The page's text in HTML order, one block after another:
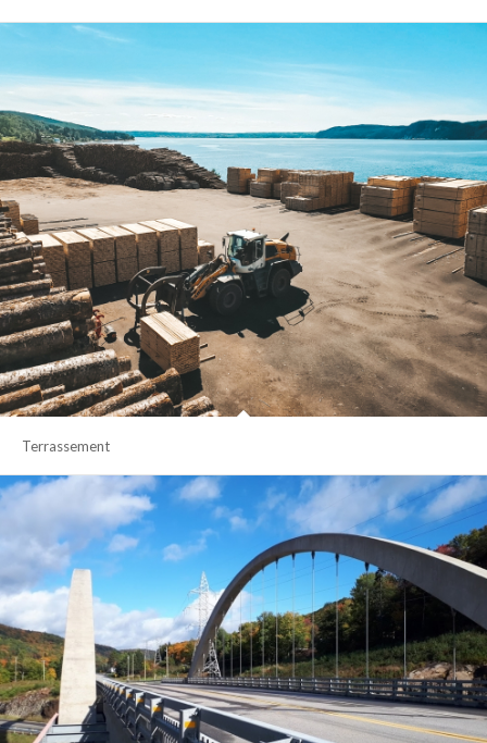
Terrassement